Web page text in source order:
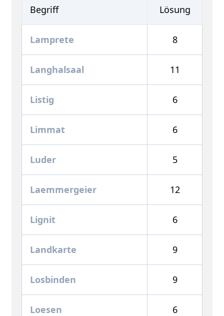
Begriff Lösung
Lamprete 8
Langhalsaal 11
Listig 6
Limmat 6
Luder 5
Laemmergeier 12
Lignit 6
Landkarte 9
Losbinden 9
Loesen 6